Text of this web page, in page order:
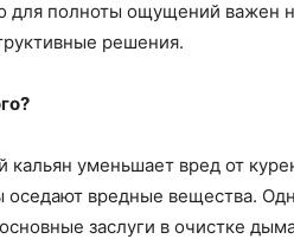
для полноты ощущений важен
решения.
уменьшает вред от
оседают вредные вещества.
заслуги в очистке